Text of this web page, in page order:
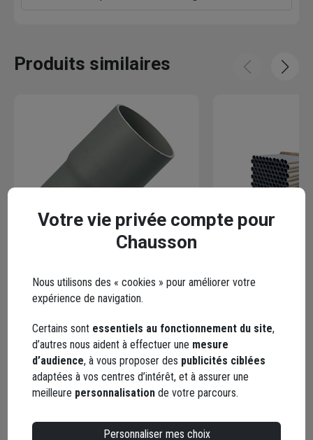
Produits similaires
l'unité 4,00 m
12,96 €/ mètre
soit51,84 €/ unité
dont0,02 € éco-contribution
Choisir une agence pour vérifier le stock
7,43 €/
soit29,71 €
Choisir une agence
Livraison
Votre vie privée compte pour
Chausson
Nous utilisons des « cookies » pour améliorer votre
expérience de navigation.
Certains sont essentiels au fonctionnement du site,
d’autres nous aident à effectuer une mesure
d’audience, à vous proposer des publicités ciblées
adaptées à vos centres d’intérêt, et à assurer une
meilleure personnalisation de votre parcours.
Personnaliser mes choix